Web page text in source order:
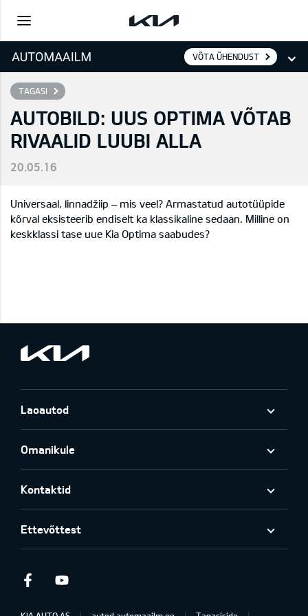
VÕTA ÜHENDUST
TAGASI
AUTOBILD: UUS OPTIMA VÕTAB
RIVAALID LUUBI ALLA
20.05.16
Universaal, linnadžiip – mis veel? Armastatud autotüüpide
kõrval eksisteerib endiselt ka klassikaline sedaan. Milline on
keskklassi tase uue Kia Optima saabudes?
Laoautod
Omanikule
Kontaktid
Ettevõttest
Facebook